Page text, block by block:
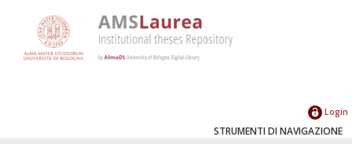
Login
STRUMENTI DI NAVIGAZIONE